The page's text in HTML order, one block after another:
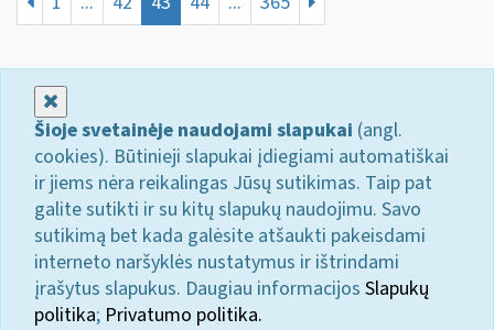
Šioje svetainėje naudojami slapukai (angl.
cookies). Būtinieji slapukai įdiegiami automatiškai
ir jiems nėra reikalingas Jūsų sutikimas. Taip pat
galite sutikti ir su kitų slapukų naudojimu. Savo
sutikimą bet kada galėsite atšaukti pakeisdami
interneto naršyklės nustatymus ir ištrindami
įrašytus slapukus. Daugiau informacijos Slapukų
politika; Privatumo politika.